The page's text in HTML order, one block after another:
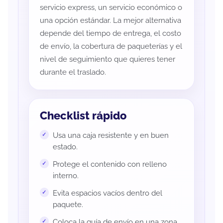
servicio express, un servicio económico o
una opción estándar. La mejor alternativa
depende del tiempo de entrega, el costo
de envío, la cobertura de paqueterías y el
nivel de seguimiento que quieres tener
durante el traslado.
Checklist rápido
Usa una caja resistente y en buen
estado.
Protege el contenido con relleno
interno.
Evita espacios vacíos dentro del
paquete.